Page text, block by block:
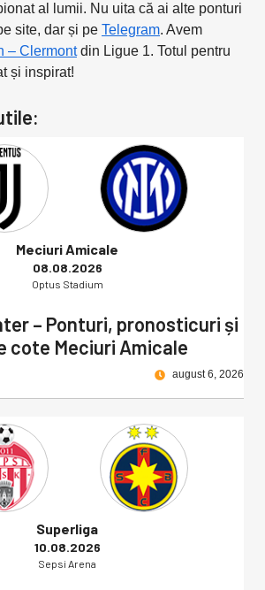
al lumii. Nu uita că ai alte ponturi
site, dar și pe Telegram. Avem
– Clermontdin Ligue 1. Totul pentru
și inspirat!
Meciuri Amicale
08.08.2026
Optus Stadium
– Ponturi, pronosticuri și
cote Meciuri Amicale
august 6, 2026
Superliga
10.08.2026
Sepsi Arena